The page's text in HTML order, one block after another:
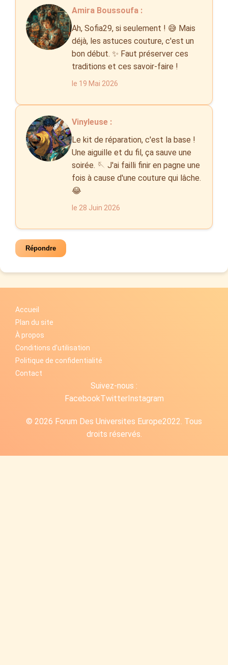
Amira Boussoufa :
Ah, Sofia29, si seulement ! 😅 Mais
déjà, les astuces couture, c'est un
bon début. ✨ Faut préserver ces
traditions et ces savoir-faire !
le 19 Mai 2026
Vinyleuse :
Le kit de réparation, c'est la base !
Une aiguille et du fil, ça sauve une
soirée. 🪡 J'ai failli finir en pagne une
fois à cause d'une couture qui lâche.
😂
le 28 Juin 2026
Répondre
Accueil
Plan du site
À propos
Conditions d'utilisation
Politique de confidentialité
Contact
Suivez-nous :
FacebookTwitterInstagram
© 2026 Forum Des Universites Europe2022. Tous
droits réservés.